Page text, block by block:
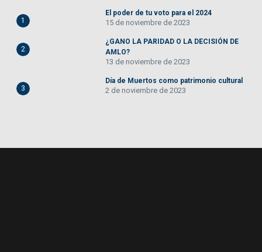
1
El poder de tu voto para el 2024
15 de noviembre de 2023
2
¿GANO LA PARIDAD O LA DECISIÓN DE
AMLO?
13 de noviembre de 2023
3
Día de Muertos como patrimonio cultural
2 de noviembre de 2023